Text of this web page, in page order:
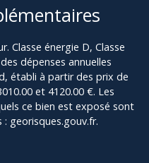
Classe énergie D, Classe
dépenses annuelles
établi à partir des prix de
et 4120.00 €. Les
ce bien est exposé sont
georisques.gouv.fr.